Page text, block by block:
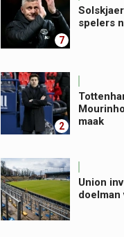
7
spelers
2
maak
Union
doelman